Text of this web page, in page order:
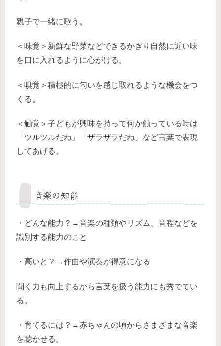
親子で一緒に歌う。
＜味覚＞新鮮な野菜などできるかぎり自然に近い味
を口に入れるように心がける。
＜嗅覚＞積極的に匂いを感じ取れるような機会をつ
くる。
＜触覚＞子どもが興味を持って何か触っている時は
「ツルツルだね」「ザラザラだね」など言葉で表現
してあげる。
音楽の知能
・どんな能力？→音楽の種類やリズム、音程などを
識別する能力のこと
・高いと？→作曲や演奏が得意になる
聞く力も向上するから言葉を扱う能力にも秀でてい
る。
・育てるには？→赤ちゃんの頃からさまざまな音楽
を聴かせる。